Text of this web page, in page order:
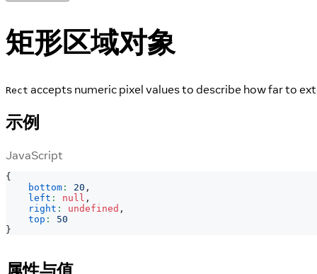
矩形区域对象
Rect accepts numeric pixel values to describe how far to
示例
JavaScript
{
bottom : 20 ,
left : null ,
right : undefined ,
top :
50
}
属性与值